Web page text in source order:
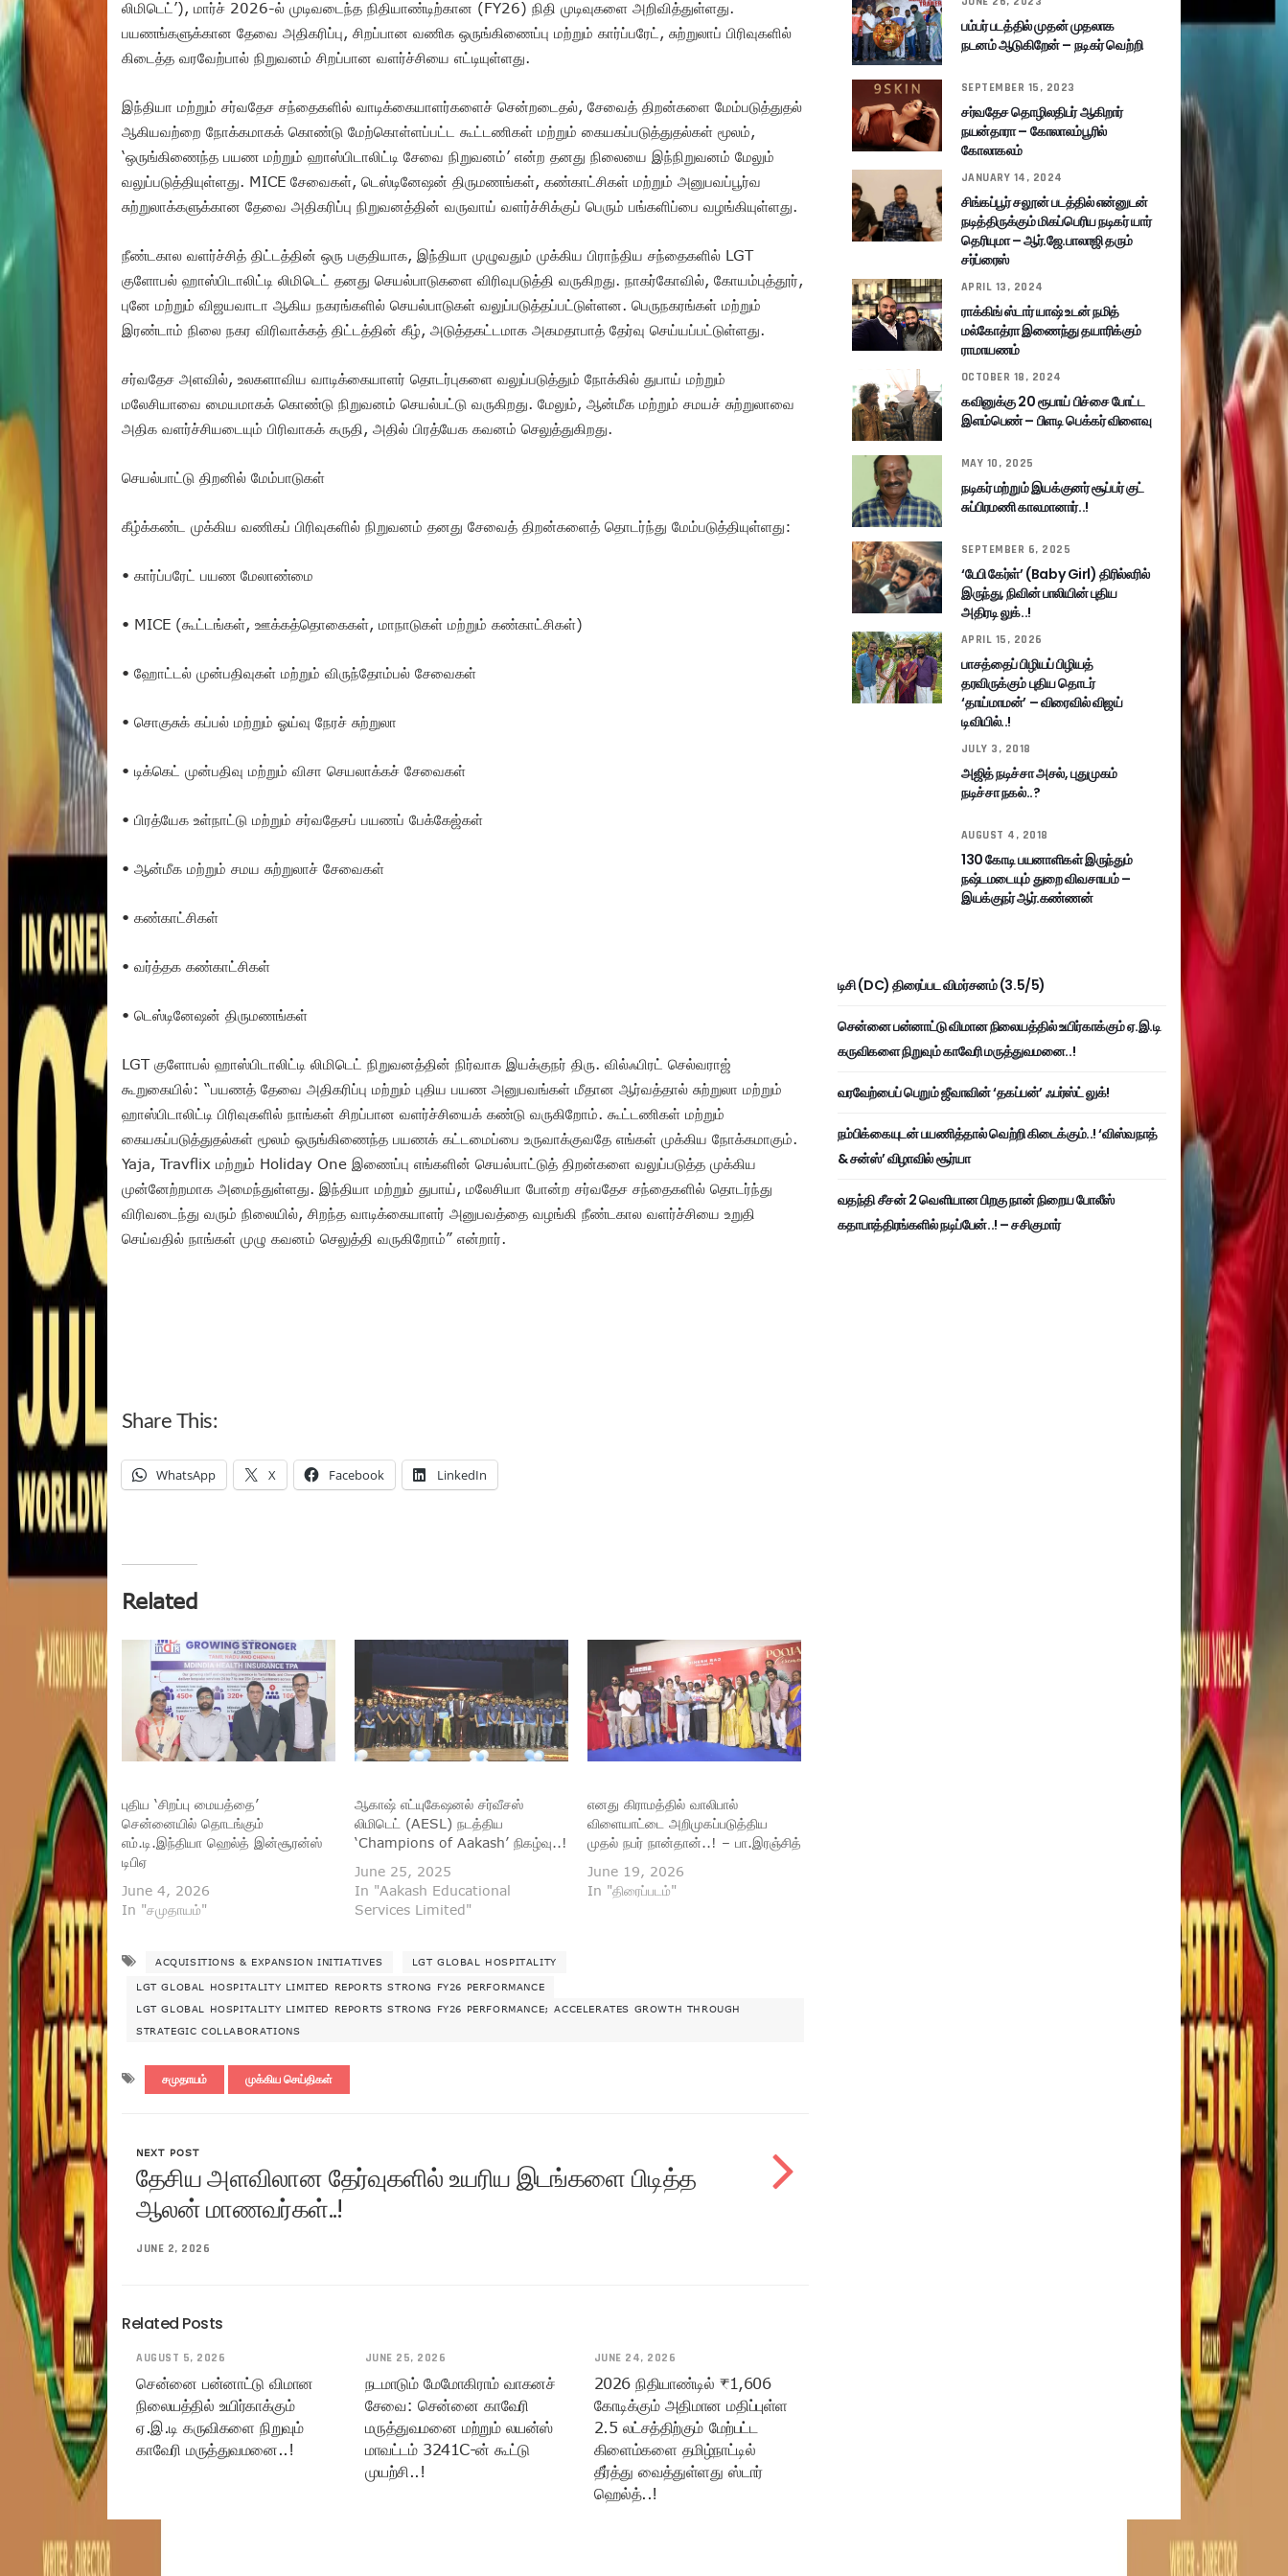
லிமிடெட்’), மார்ச் 2026-ல் முடிவடைந்த நிதியாண்டிற்கான (FY26) நிதி முடிவுகளை அறிவித்துள்ளது.
பயணங்களுக்கான தேவை அதிகரிப்பு, சிறப்பான வணிக ஒருங்கிணைப்பு மற்றும் கார்ப்பரேட், சுற்றுலாப் பிரிவுகளில்
கிடைத்த வரவேற்பால் நிறுவனம் சிறப்பான வளர்ச்சியை எட்டியுள்ளது.
இந்தியா மற்றும் சர்வதேச சந்தைகளில் வாடிக்கையாளர்களைச் சென்றடைதல், சேவைத் திறன்களை மேம்படுத்துதல்
ஆகியவற்றை நோக்கமாகக் கொண்டு மேற்கொள்ளப்பட்ட கூட்டணிகள் மற்றும் கையகப்படுத்துதல்கள் மூலம்,
‘ஒருங்கிணைந்த பயண மற்றும் ஹாஸ்பிடாலிட்டி சேவை நிறுவனம்’ என்ற தனது நிலையை இந்நிறுவனம் மேலும்
வலுப்படுத்தியுள்ளது. MICE சேவைகள், டெஸ்டினேஷன் திருமணங்கள், கண்காட்சிகள் மற்றும் அனுபவப்பூர்வ
சுற்றுலாக்களுக்கான தேவை அதிகரிப்பு நிறுவனத்தின் வருவாய் வளர்ச்சிக்குப் பெரும் பங்களிப்பை வழங்கியுள்ளது.
நீண்டகால வளர்ச்சித் திட்டத்தின் ஒரு பகுதியாக, இந்தியா முழுவதும் முக்கிய பிராந்திய சந்தைகளில் LGT
குளோபல் ஹாஸ்பிடாலிட்டி லிமிடெட் தனது செயல்பாடுகளை விரிவுபடுத்தி வருகிறது. நாகர்கோவில், கோயம்புத்தூர்,
புனே மற்றும் விஜயவாடா ஆகிய நகரங்களில் செயல்பாடுகள் வலுப்படுத்தப்பட்டுள்ளன. பெருநகரங்கள் மற்றும்
இரண்டாம் நிலை நகர விரிவாக்கத் திட்டத்தின் கீழ், அடுத்தகட்டமாக அகமதாபாத் தேர்வு செய்யப்பட்டுள்ளது.
சர்வதேச அளவில், உலகளாவிய வாடிக்கையாளர் தொடர்புகளை வலுப்படுத்தும் நோக்கில் துபாய் மற்றும்
மலேசியாவை மையமாகக் கொண்டு நிறுவனம் செயல்பட்டு வருகிறது. மேலும், ஆன்மீக மற்றும் சமயச் சுற்றுலாவை
அதிக வளர்ச்சியடையும் பிரிவாகக் கருதி, அதில் பிரத்யேக கவனம் செலுத்துகிறது.
செயல்பாட்டு திறனில் மேம்பாடுகள்
கீழ்க்கண்ட முக்கிய வணிகப் பிரிவுகளில் நிறுவனம் தனது சேவைத் திறன்களைத் தொடர்ந்து மேம்படுத்தியுள்ளது:
• கார்ப்பரேட் பயண மேலாண்மை
• MICE (கூட்டங்கள், ஊக்கத்தொகைகள், மாநாடுகள் மற்றும் கண்காட்சிகள்)
• ஹோட்டல் முன்பதிவுகள் மற்றும் விருந்தோம்பல் சேவைகள்
• சொகுசுக் கப்பல் மற்றும் ஓய்வு நேரச் சுற்றுலா
• டிக்கெட் முன்பதிவு மற்றும் விசா செயலாக்கச் சேவைகள்
• பிரத்யேக உள்நாட்டு மற்றும் சர்வதேசப் பயணப் பேக்கேஜ்கள்
• ஆன்மீக மற்றும் சமய சுற்றுலாச் சேவைகள்
• கண்காட்சிகள்
• வர்த்தக கண்காட்சிகள்
• டெஸ்டினேஷன் திருமணங்கள்
LGT குளோபல் ஹாஸ்பிடாலிட்டி லிமிடெட் நிறுவனத்தின் நிர்வாக இயக்குநர் திரு. வில்ஃபிரட் செல்வராஜ்
கூறுகையில்: “பயணத் தேவை அதிகரிப்பு மற்றும் புதிய பயண அனுபவங்கள் மீதான ஆர்வத்தால் சுற்றுலா மற்றும்
ஹாஸ்பிடாலிட்டி பிரிவுகளில் நாங்கள் சிறப்பான வளர்ச்சியைக் கண்டு வருகிறோம். கூட்டணிகள் மற்றும்
கையகப்படுத்துதல்கள் மூலம் ஒருங்கிணைந்த பயணக் கட்டமைப்பை உருவாக்குவதே எங்கள் முக்கிய நோக்கமாகும்.
Yaja, Travflix மற்றும் Holiday One இணைப்பு எங்களின் செயல்பாட்டுத் திறன்களை வலுப்படுத்த முக்கிய
முன்னேற்றமாக அமைந்துள்ளது. இந்தியா மற்றும் துபாய், மலேசியா போன்ற சர்வதேச சந்தைகளில் தொடர்ந்து
விரிவடைந்து வரும் நிலையில், சிறந்த வாடிக்கையாளர் அனுபவத்தை வழங்கி நீண்டகால வளர்ச்சியை உறுதி
செய்வதில் நாங்கள் முழு கவனம் செலுத்தி வருகிறோம்” என்றார்.
Share This:
WhatsApp X Facebook LinkedIn
Related
புதிய ‘சிறப்பு மையத்தை’
சென்னையில் தொடங்கும்
எம்.டி.இந்தியா ஹெல்த் இன்சூரன்ஸ்
டிபிஏ
June 4, 2026
In "சமுதாயம்"
ஆகாஷ் எட்யுகேஷனல் சர்வீசஸ்
லிமிடெட் (AESL) நடத்திய
‘Champions of Aakash’ நிகழ்வு..!
June 25, 2025
In "Aakash Educational
Services Limited"
எனது கிராமத்தில் வாலிபால்
விளையாட்டை அறிமுகப்படுத்திய
முதல் நபர் நான்தான்..! – பா.இரஞ்சித்
June 19, 2026
In "திரைப்படம்"
ACQUISITIONS & EXPANSION INITIATIVES LGT GLOBAL HOSPITALITY
LGT GLOBAL HOSPITALITY LIMITED REPORTS STRONG FY26 PERFORMANCE
LGT GLOBAL HOSPITALITY LIMITED REPORTS STRONG FY26 PERFORMANCE; ACCELERATES GROWTH THROUGH
STRATEGIC COLLABORATIONS
சமுதாயம் முக்கிய செய்திகள்
NEXT POST
தேசிய அளவிலான தேர்வுகளில் உயரிய இடங்களை பிடித்த
ஆலன் மாணவர்கள்..!
JUNE 2, 2026
Related Posts
AUGUST 5, 2026
சென்னை பன்னாட்டு விமான
நிலையத்தில் உயிர்காக்கும்
ஏ.இ.டி கருவிகளை நிறுவும்
காவேரி மருத்துவமனை..!
JUNE 25, 2026
நடமாடும் மேமோகிராம் வாகனச்
சேவை: சென்னை காவேரி
மருத்துவமனை மற்றும் லயன்ஸ்
மாவட்டம் 3241C-ன் கூட்டு
முயற்சி..!
JUNE 24, 2026
2026 நிதியாண்டில் ₹1,606
கோடிக்கும் அதிமான மதிப்புள்ள
2.5 லட்சத்திற்கும் மேற்பட்ட
கிளைம்களை தமிழ்நாட்டில்
தீர்த்து வைத்துள்ளது ஸ்டார்
ஹெல்த்..!
பம்பர் படத்தில் முதன் முதலாக
நடனம் ஆடுகிறேன் – நடிகர் வெற்றி
SEPTEMBER 15, 2023
சர்வதேச தொழிலதிபர் ஆகிறார்
நயன்தாரா – கோலாலம்பூரில்
கோலாகலம்
JANUARY 14, 2024
சிங்கப்பூர் சலூன் படத்தில் என்னுடன்
நடித்திருக்கும் மிகப்பெரிய நடிகர் யார்
தெரியுமா – ஆர்.ஜே.பாலாஜி தரும்
சர்ப்ரைஸ்
APRIL 13, 2024
ராக்கிங் ஸ்டார் யாஷ் உடன் நமித்
மல்கோத்ரா இணைந்து தயாரிக்கும்
ராமாயணம்
OCTOBER 18, 2024
கவினுக்கு 20 ரூபாய் பிச்சை போட்ட
இளம்பெண் – பிளடி பெக்கர் விளைவு
MAY 10, 2025
நடிகர் மற்றும் இயக்குனர் சூப்பர் குட்
சுப்பிரமணி காலமானார்..!
SEPTEMBER 6, 2025
‘பேபி கேர்ள்’ (Baby Girl) திரில்லரில்
இருந்து, நிவின் பாலியின் புதிய
அதிரடி லுக்..!
APRIL 15, 2026
பாசத்தைப் பிழியப் பிழியத்
தரவிருக்கும் புதிய தொடர்
‘தாய்மாமன்’ – விரைவில் விஜய்
டிவியில்..!
JULY 3, 2018
அஜித் நடிச்சா அசல், புதுமுகம்
நடிச்சா நகல்..?
AUGUST 4, 2018
130 கோடி பயனாளிகள் இருந்தும்
நஷ்டமடையும் துறை விவசாயம் –
இயக்குநர் ஆர்.கண்ணன்
டிசி (DC) திரைப்பட விமர்சனம் (3.5/5)
சென்னை பன்னாட்டு விமான நிலையத்தில் உயிர்காக்கும் ஏ.இ.டி
கருவிகளை நிறுவும் காவேரி மருத்துவமனை..!
வரவேற்பைப் பெறும் ஜீவாவின் ‘தகப்பன்’ ஃபர்ஸ்ட் லுக்!
நம்பிக்கையுடன் பயணித்தால் வெற்றி கிடைக்கும்..! ‘விஸ்வநாத்
& சன்ஸ்’ விழாவில் சூர்யா
வதந்தி சீசன் 2 வெளியான பிறகு நான் நிறைய போலீஸ்
கதாபாத்திரங்களில் நடிப்பேன்..! – சசிகுமார்